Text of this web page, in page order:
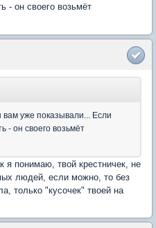
- он своего возьмёт
вам уже показывали... Если
- он своего возьмёт
я понимаю, твой крестничек, не
людей, если можно, то без
только "кусочек" твоей на